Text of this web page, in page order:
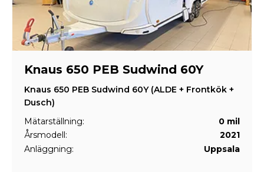
Knaus 650 PEB Sudwind 60Y
Knaus 650 PEB Sudwind 60Y (ALDE + Frontkök +
Dusch)
Mätarställning:
0 mil
Årsmodell:
2021
Anläggning:
Uppsala